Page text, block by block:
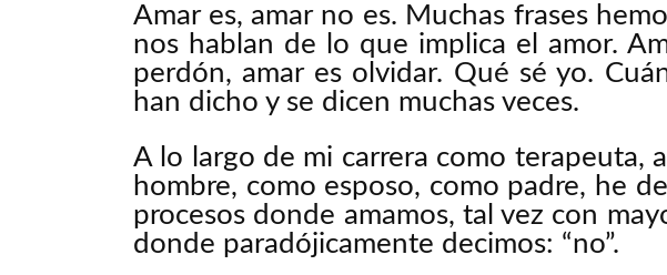
Amar es, amar no es. Muchas frases
nos hablan de lo que implica el amor.
perdón, amar es olvidar. Qué sé yo.
han dicho y se dicen muchas veces.
A lo largo de mi carrera como terapeuta,
hombre, como esposo, como padre, he
procesos donde amamos, tal vez con
donde paradójicamente decimos: “no”.